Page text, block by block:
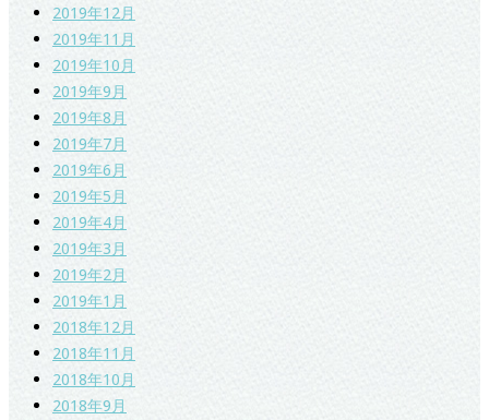
2019年12月
2019年11月
2019年10月
2019年9月
2019年8月
2019年7月
2019年6月
2019年5月
2019年4月
2019年3月
2019年2月
2019年1月
2018年12月
2018年11月
2018年10月
2018年9月